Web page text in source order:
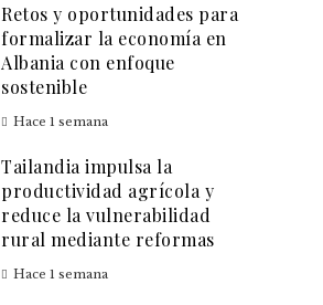
Retos y oportunidades para
formalizar la economía en
Albania con enfoque
sostenible
Hace 1 semana
Tailandia impulsa la
productividad agrícola y
reduce la vulnerabilidad
rural mediante reformas
Hace 1 semana